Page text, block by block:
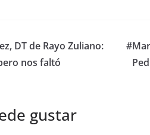
DT de Rayo Zuliano:
nos faltó
gustar